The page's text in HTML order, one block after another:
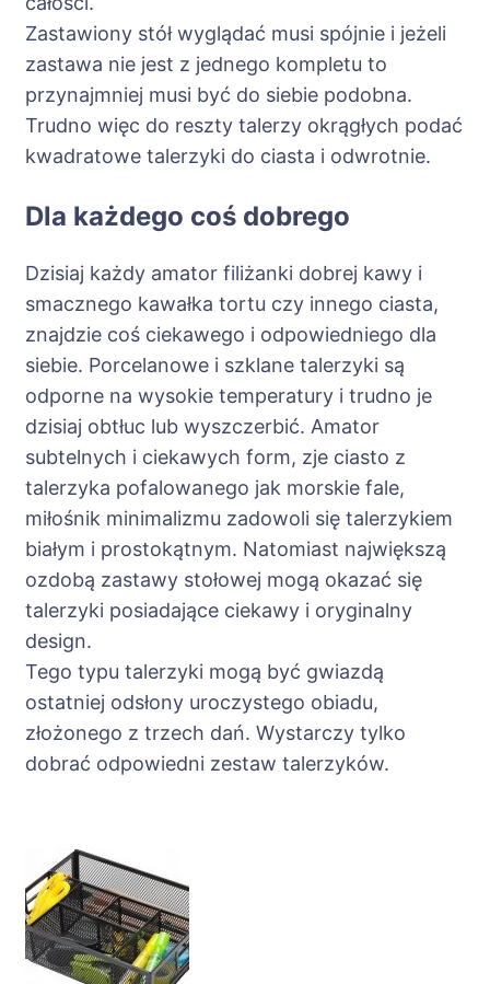
Zastawiony stół wyglądać musi spójnie i jeżeli
zastawa nie jest z jednego kompletu to
przynajmniej musi być do siebie podobna.
Trudno więc do reszty talerzy okrągłych podać
kwadratowe talerzyki do ciasta i odwrotnie.
Dla każdego coś dobrego
Dzisiaj każdy amator filiżanki dobrej kawy i
smacznego kawałka tortu czy innego ciasta,
znajdzie coś ciekawego i odpowiedniego dla
siebie. Porcelanowe i szklane talerzyki są
odporne na wysokie temperatury i trudno je
dzisiaj obtłuc lub wyszczerbić. Amator
subtelnych i ciekawych form, zje ciasto z
talerzyka pofalowanego jak morskie fale,
miłośnik minimalizmu zadowoli się talerzykiem
białym i prostokątnym. Natomiast największą
ozdobą zastawy stołowej mogą okazać się
talerzyki posiadające ciekawy i oryginalny
design.
Tego typu talerzyki mogą być gwiazdą
ostatniej odsłony uroczystego obiadu,
złożonego z trzech dań. Wystarczy tylko
dobrać odpowiedni zestaw talerzyków.
Nawigacja
wpisu